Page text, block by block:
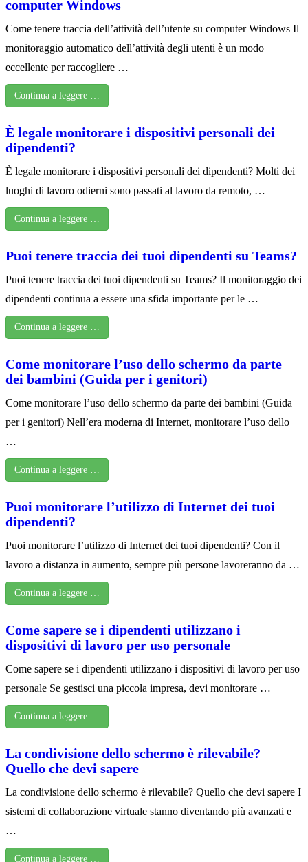
computer Windows
Come tenere traccia dell’attività dell’utente su computer Windows Il
monitoraggio automatico dell’attività degli utenti è un modo
eccellente per raccogliere …
Continua a leggere …
È legale monitorare i dispositivi personali dei
dipendenti?
È legale monitorare i dispositivi personali dei dipendenti? Molti dei
luoghi di lavoro odierni sono passati al lavoro da remoto, …
Continua a leggere …
Puoi tenere traccia dei tuoi dipendenti su Teams?
Puoi tenere traccia dei tuoi dipendenti su Teams? Il monitoraggio dei
dipendenti continua a essere una sfida importante per le …
Continua a leggere …
Come monitorare l’uso dello schermo da parte
dei bambini (Guida per i genitori)
Come monitorare l’uso dello schermo da parte dei bambini (Guida
per i genitori) Nell’era moderna di Internet, monitorare l’uso dello
…
Continua a leggere …
Puoi monitorare l’utilizzo di Internet dei tuoi
dipendenti?
Puoi monitorare l’utilizzo di Internet dei tuoi dipendenti? Con il
lavoro a distanza in aumento, sempre più persone lavoreranno da …
Continua a leggere …
Come sapere se i dipendenti utilizzano i
dispositivi di lavoro per uso personale
Come sapere se i dipendenti utilizzano i dispositivi di lavoro per uso
personale Se gestisci una piccola impresa, devi monitorare …
Continua a leggere …
La condivisione dello schermo è rilevabile?
Quello che devi sapere
La condivisione dello schermo è rilevabile? Quello che devi sapere I
sistemi di collaborazione virtuale stanno diventando più avanzati e
…
Continua a leggere …